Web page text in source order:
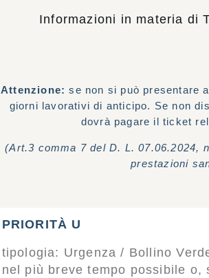
Informazioni in materia di
Attenzione: se non si può presentare
giorni lavorativi di anticipo. Se non
dovrà pagare il ticket
(Art.3 comma 7 del D. L. 07.06.2024,
prestazioni
PRIORITÀ U
tipologia: Urgenza / Bollino
nel più breve tempo possibile